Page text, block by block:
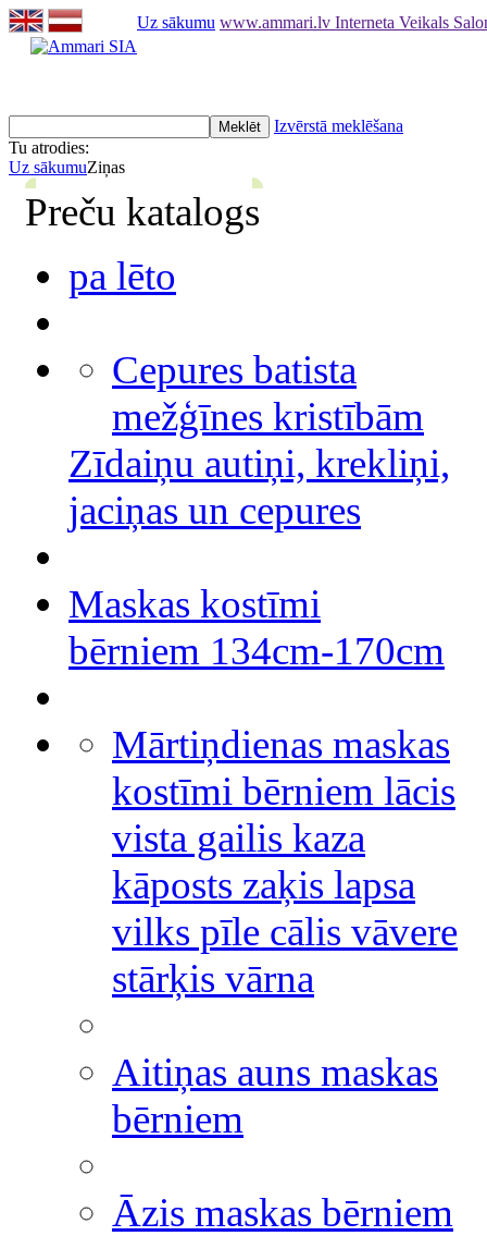
Uz sākumu www.ammari.lv Interneta Veikals
Izvērstā meklēšana
Tu atrodies:
Uz sākumuZiņas
Preču katalogs
pa lēto
Cepures batista
mežģīnes kristībām
Zīdaiņu autiņi, krekliņi,
jaciņas un cepures
Maskas kostīmi
bērniem 134cm-170cm
Mārtiņdienas maskas
kostīmi bērniem lācis
vista gailis kaza
kāposts zaķis lapsa
vilks pīle cālis vāvere
stārķis vārna
Aitiņas auns maskas
bērniem
Āzis maskas bērniem